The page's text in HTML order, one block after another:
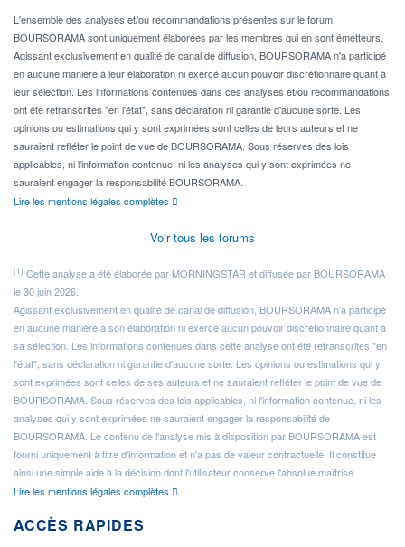
Pour l' ...
L'ensemble des analyses et/ou recommandations présentes sur le forum
BOURSORAMA sont uniquement élaborées par les membres qui en sont émetteurs.
Agissant exclusivement en qualité de canal de diffusion, BOURSORAMA n'a participé
en aucune manière à leur élaboration ni exercé aucun pouvoir discrétionnaire quant à
leur sélection. Les informations contenues dans ces analyses et/ou recommandations
ont été retranscrites "en l'état", sans déclaration ni garantie d'aucune sorte. Les
opinions ou estimations qui y sont exprimées sont celles de leurs auteurs et ne
sauraient refléter le point de vue de BOURSORAMA. Sous réserves des lois
applicables, ni l'information contenue, ni les analyses qui y sont exprimées ne
sauraient engager la responsabilité BOURSORAMA.
Lire les mentions légales complètes
Voir tous les forums
(1) Cette analyse a été élaborée par MORNINGSTAR et diffusée par BOURSORAMA
le 30 juin 2026.
Agissant exclusivement en qualité de canal de diffusion, BOURSORAMA n'a participé
en aucune manière à son élaboration ni exercé aucun pouvoir discrétionnaire quant à
sa sélection. Les informations contenues dans cette analyse ont été retranscrites "en
l'état", sans déclaration ni garantie d'aucune sorte. Les opinions ou estimations qui y
sont exprimées sont celles de ses auteurs et ne sauraient refléter le point de vue de
BOURSORAMA. Sous réserves des lois applicables, ni l'information contenue, ni les
analyses qui y sont exprimées ne sauraient engager la responsabilité de
BOURSORAMA. Le contenu de l'analyse mis à disposition par BOURSORAMA est
fourni uniquement à titre d'information et n'a pas de valeur contractuelle. Il constitue
ainsi une simple aide à la décision dont l'utilisateur conserve l'absolue maîtrise.
Lire les mentions légales complètes
ACCÈS RAPIDES